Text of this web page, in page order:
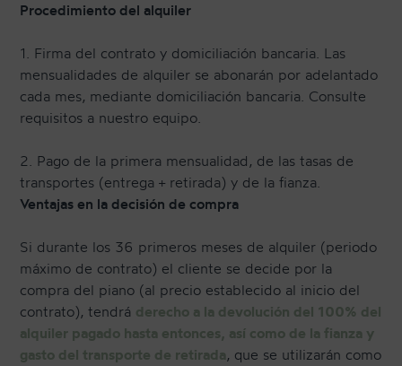
Procedimiento del alquiler
1. Firma del contrato y domiciliación bancaria. Las
mensualidades de alquiler se abonarán por adelantado
cada mes, mediante domiciliación bancaria. Consulte
requisitos a nuestro equipo.
2. Pago de la primera mensualidad, de las tasas de
transportes (entrega + retirada) y de la fianza.
Ventajas en la decisión de compra
Si durante los 36 primeros meses de alquiler (periodo
máximo de contrato) el cliente se decide por la
compra del piano (al precio establecido al inicio del
contrato), tendrá derecho a la devolución del 100% del
alquiler pagado hasta entonces, así como de la fianza y
gasto del transporte de retirada, que se utilizarán como